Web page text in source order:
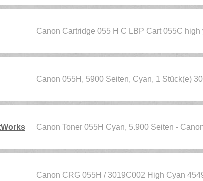
Canon Cartridge 055 H C LBP Cart 055C
Canon 055H, 5900 Seiten, Cyan, 1 Stück(e)
Canon Toner 055H Cyan, 5.900 Seiten -
Canon CRG 055H / 3019C002 High Cyan